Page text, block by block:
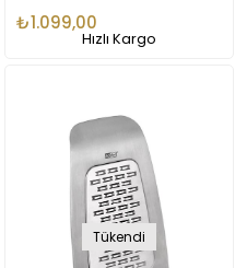
₺1.099,00
Hızlı Kargo
Tükendi